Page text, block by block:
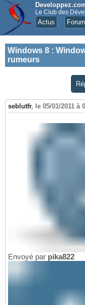
Le Club des
Actus
Windows 8 :
rumeurs
seblutfr, le 05/01/2011 à
Envoyé par pika822